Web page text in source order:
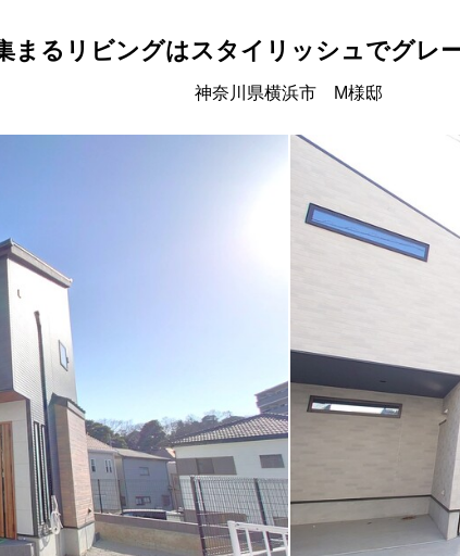
まるリビングはスタイリッシュでグレ
神奈川県横浜市 M様邸